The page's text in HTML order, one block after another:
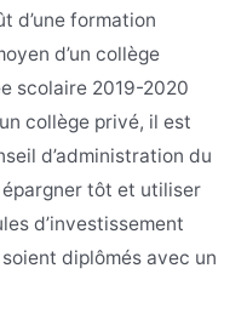
d’une formation
d’un collège
scolaire 2019-2020
collège privé, il est
d’administration du
tôt et utiliser
d’investissement
diplômés avec un